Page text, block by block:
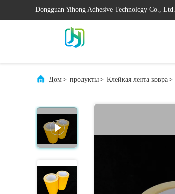
Dongguan Yihong Adhesive Technology Co., Ltd.
Дом> продукты> Клейкая лента ковра>